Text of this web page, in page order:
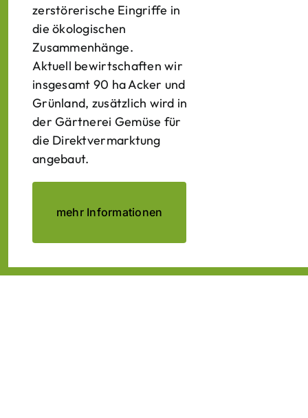
zerstörerische Eingriffe in
die ökologischen
Zusammenhänge.
Aktuell bewirtschaften wir
insgesamt 90 ha Acker und
Grünland, zusätzlich wird in
der Gärtnerei Gemüse für
die Direktvermarktung
angebaut.
mehr Informationen